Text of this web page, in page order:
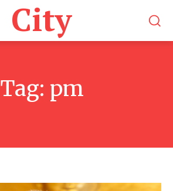
City
Tag: pm